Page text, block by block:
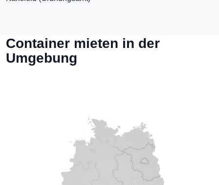
Container mieten in der
Umgebung